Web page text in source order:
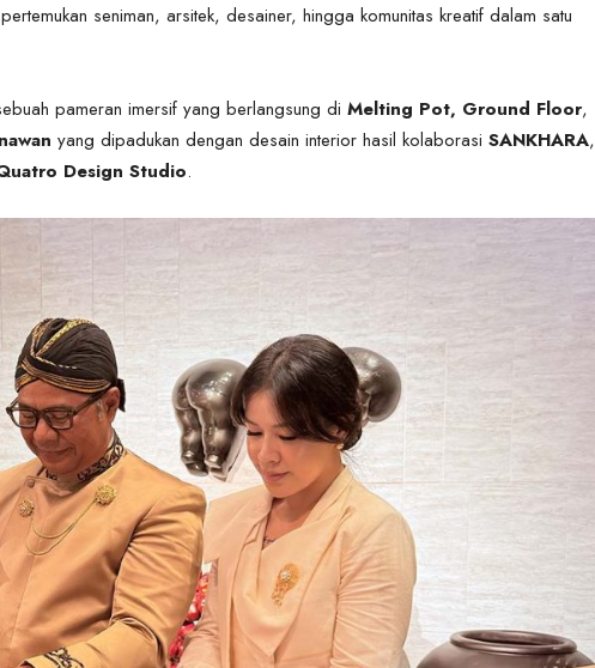
seniman, arsitek, desainer, hingga komunitas kreatif dalam satu
pameran imersif yang berlangsung di Melting Pot, Ground Floor,
yang dipadukan dengan desain interior hasil kolaborasi SANKHARA,
Design Studio.